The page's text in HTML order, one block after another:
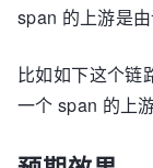
span 的上游是由
比如如下这个链
一个 span 的上